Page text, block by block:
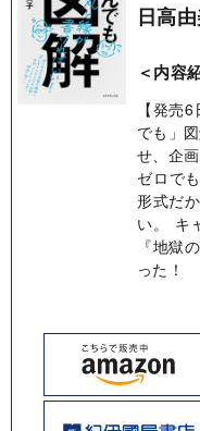
日高
＜内容
【発売
でも」
せ、企
ゼロで
形式だ
い。 キ
『地獄
った！